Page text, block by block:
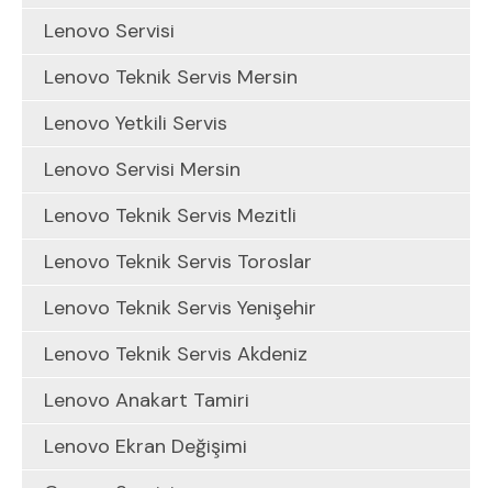
Lenovo Servisi
Lenovo Teknik Servis Mersin
Lenovo Yetkili Servis
Lenovo Servisi Mersin
Lenovo Teknik Servis Mezitli
Lenovo Teknik Servis Toroslar
Lenovo Teknik Servis Yenişehir
Lenovo Teknik Servis Akdeniz
Lenovo Anakart Tamiri
Lenovo Ekran Değişimi